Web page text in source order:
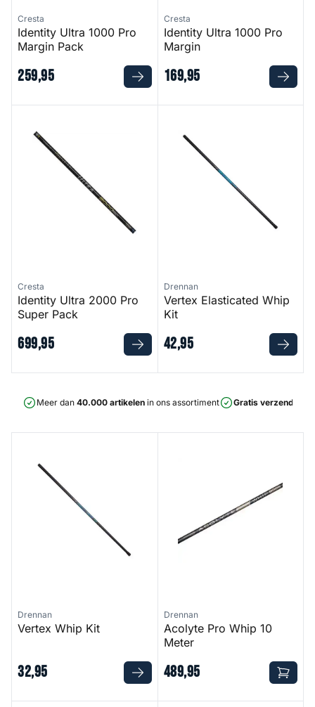
Cresta
Identity Ultra 1000 Pro
Margin Pack
259,95
Cresta
Identity Ultra 1000 Pro
Margin
169,95
Cresta
Identity Ultra 2000 Pro
Super Pack
699,95
Drennan
Vertex Elasticated Whip
Kit
42,95
Meer dan 40.000 artikelen in ons assortiment Gratis verzending
Drennan
Vertex Whip Kit
32,95
Drennan
Acolyte Pro Whip 10
Meter
489,95